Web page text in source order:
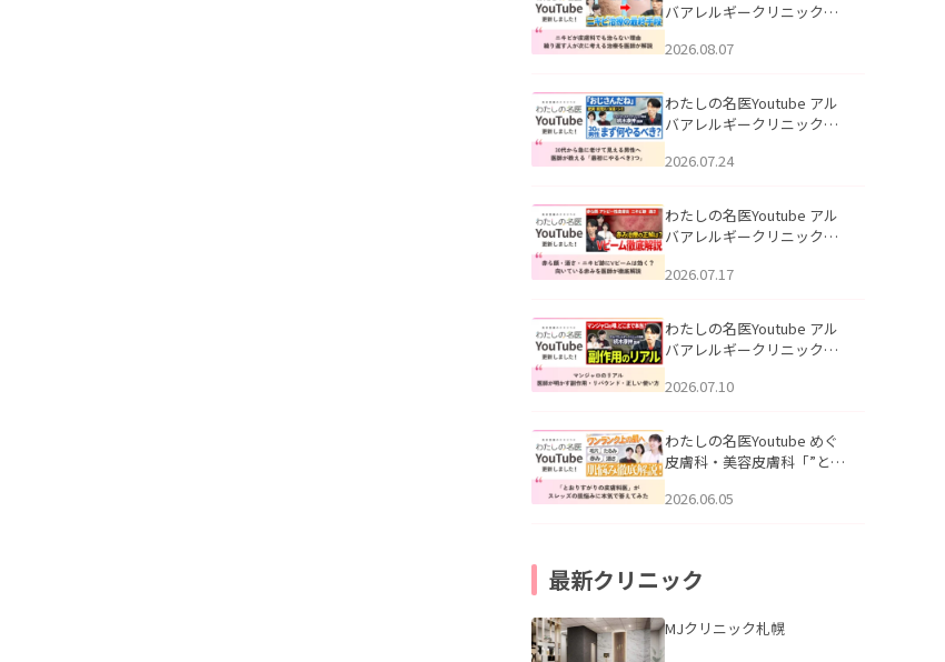
バアレルギークリニック札
らない理由｜繰り返す人が
説」を公開いたしました。
2026.08.07
わたしの名医Youtube アル
バアレルギークリニック札
える男性へ｜医師が教える
公開いたしました。
2026.07.24
わたしの名医Youtube アル
バアレルギークリニック札
跡にVビームは効く？向いて
説」を公開いたしました。
2026.07.17
わたしの名医Youtube アル
バアレルギークリニック札
医師が明かす副作用・リバ
公開いたしました。
2026.07.10
わたしの名医Youtube めぐ
皮膚科・美容皮膚科「”とお
ッズの肌悩みに本気で答え
2026.06.05
最新クリニック
MJクリニック札幌